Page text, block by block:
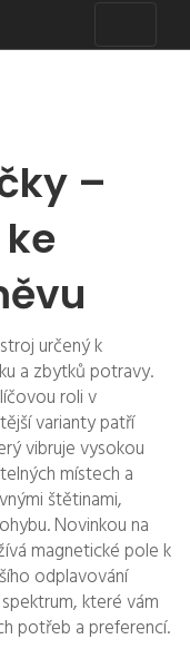
–
určený k
a zbytků potravy.
roli v
varianty patří
vibruje vysokou
místech a
štětinami,
. Novinkou na
magnetické pole k
odplavování
které vám
potřeb a preferencí.